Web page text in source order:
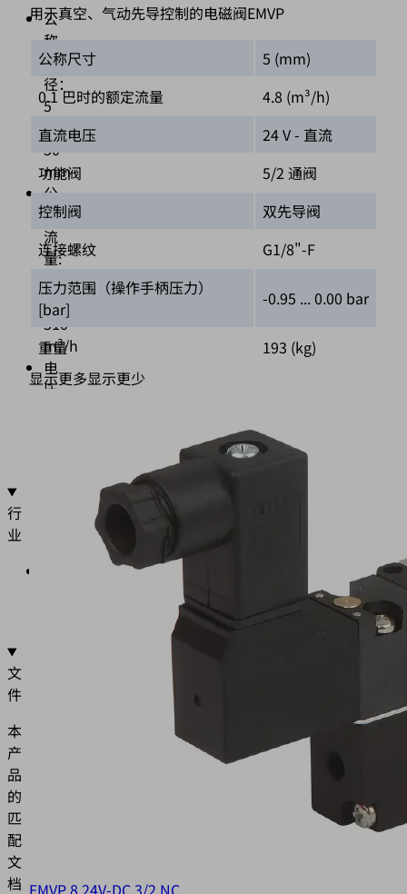
公
称
直
径：
5
至
50
mm
公
称
流
量:
3
至
310
m³/h
电
压
行
业
文
件
本
产
品
的
匹
配
文
档
用于真空、气动先导控制的电磁阀EMVP
公称尺寸
5 (mm)
0.1 巴时的额定流量
4.8 (m³/h)
直流电压
24 V - 直流
功能阀
5/2 通阀
控制阀
双先导阀
连接螺纹
G1/8"-F
压力范围（操作手柄压力）
[bar]
-0.95 ... 0.00 bar
重量
193 (kg)
显示更多显示更少
EMVP 8 24V-DC 3/2 NC